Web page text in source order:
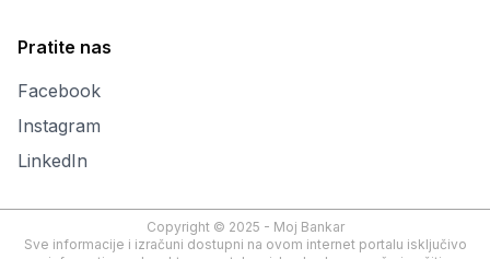
Pratite nas
Facebook
Instagram
LinkedIn
Copyright © 2025 - Moj Bankar
Sve informacije i izračuni dostupni na ovom internet portalu isključivo